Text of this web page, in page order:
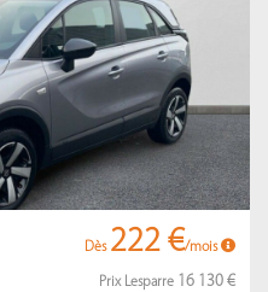
Dès 222 €/mois
Prix Lesparre 16 130 €